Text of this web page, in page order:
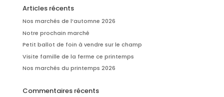
Articles récents
Nos marchés de l’automne 2026
Notre prochain marché
Petit ballot de foin à vendre sur le champ
Visite famille de la ferme ce printemps
Nos marchés du printemps 2026
Commentaires récents